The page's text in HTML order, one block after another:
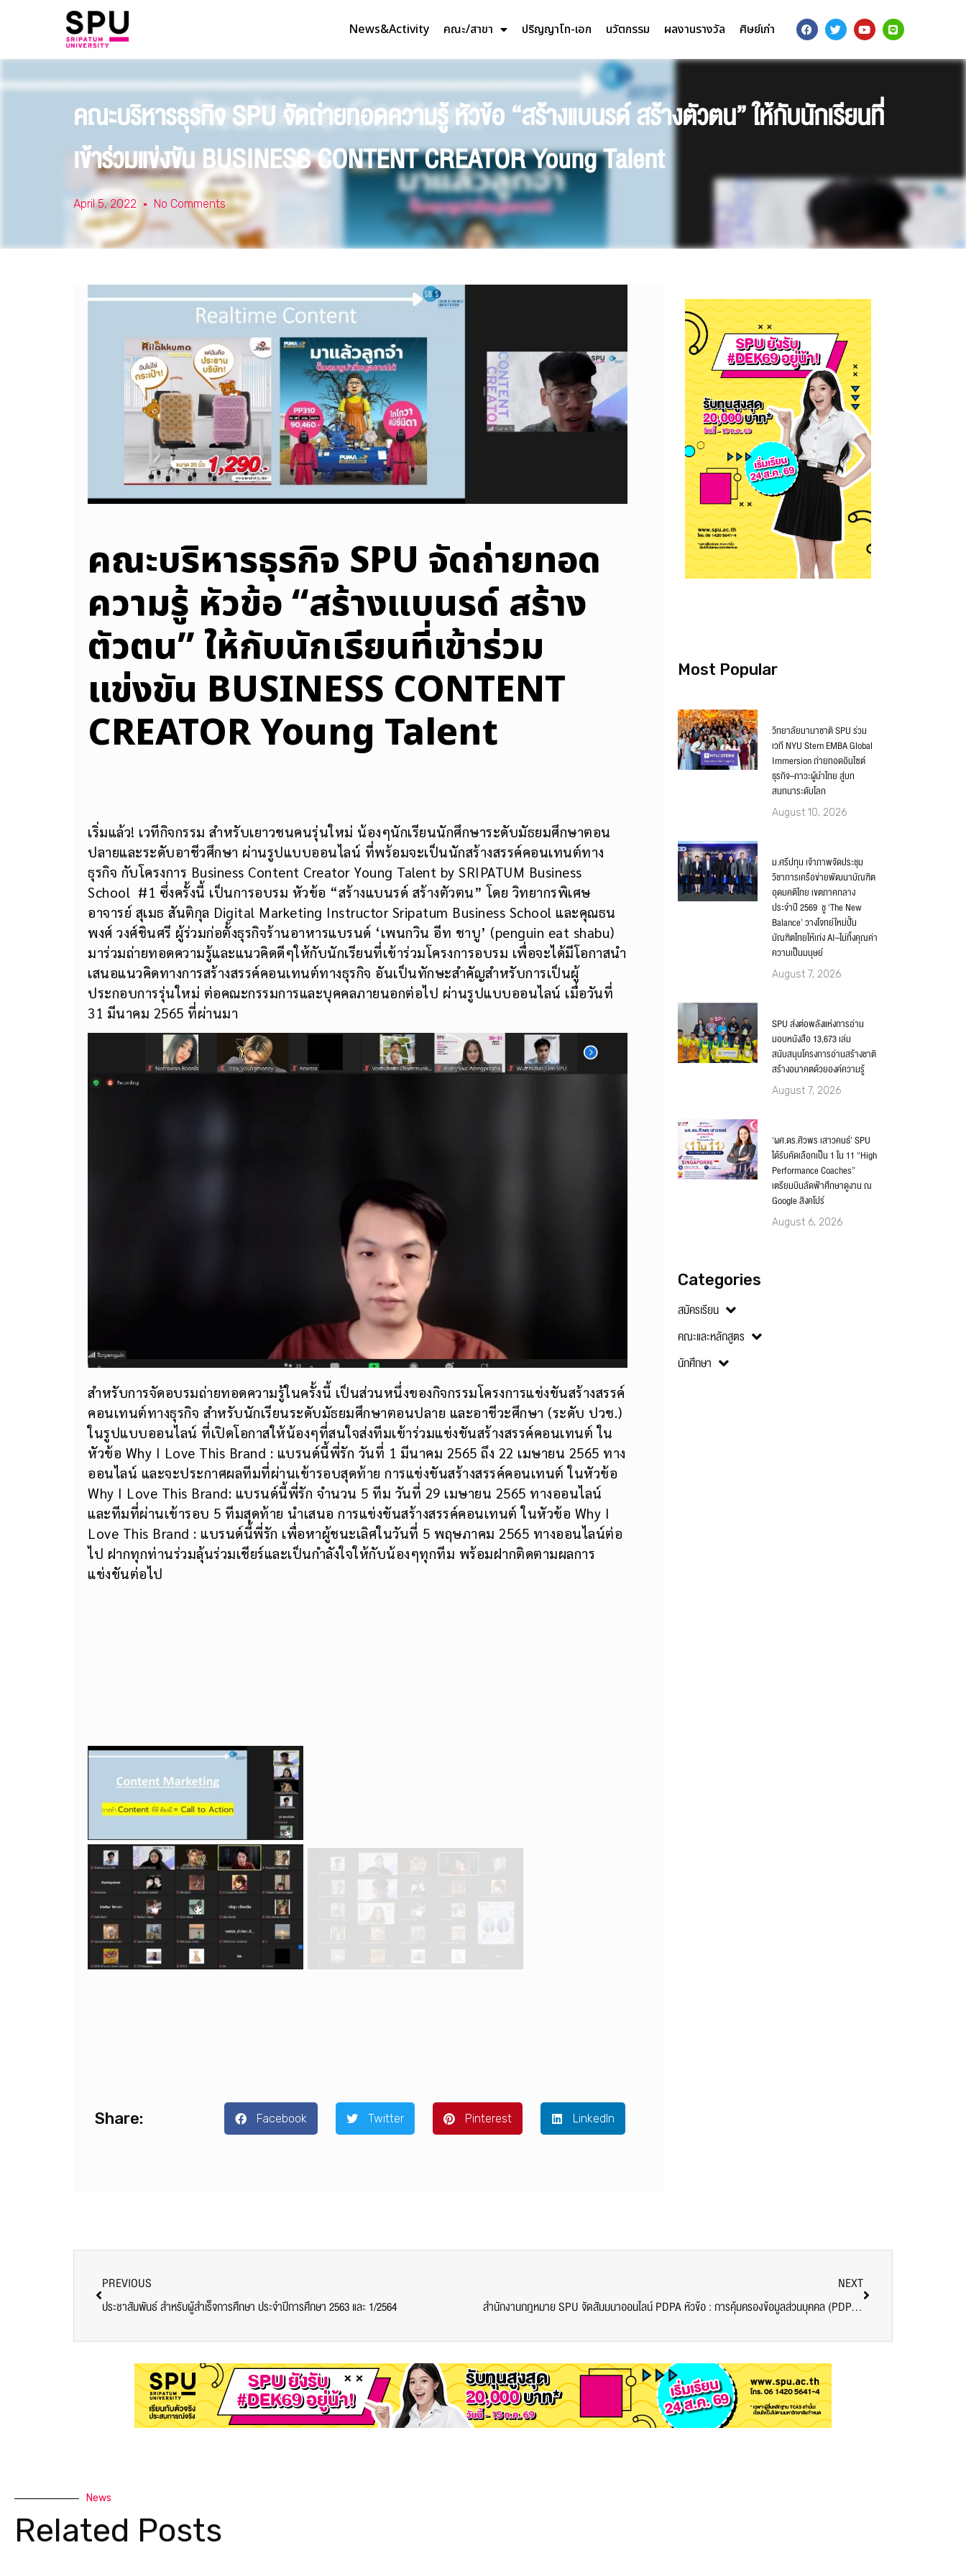
News&Activity คณะ/สาขา ปริญญาโท-เอก นวัตกรรม ผลงานรางวัล ศิษย์เก่า
คณะบริหารธุรกิจ SPU จัดถ่ายทอดความรู้ หัวข้อ “สร้างแบนรด์ สร้างตัวตน” ให้กับนักเรียนที่
เข้าร่วมแข่งขัน BUSINESS CONTENT CREATOR Young Talent
April 5, 2022 No Comments
คณะบริหารธุรกิจ SPU จัดถ่ายทอด
ความรู้ หัวข้อ “สร้างแบนรด์ สร้าง
ตัวตน” ให้กับนักเรียนที่เข้าร่วม
แข่งขัน BUSINESS CONTENT
CREATOR Young Talent
เริ่มแล้ว! เวทีกิจกรรม สำหรับเยาวชนคนรุ่นใหม่ น้องๆนักเรียนนักศึกษาระดับมัธยมศึกษาตอน
ปลายและระดับอาชีวศึกษา ผ่านรูปแบบออนไลน์ ที่พร้อมจะเป็นนักสร้างสรรค์คอนเทนต์ทาง
ธุรกิจ กับโครงการ Business Content Creator Young Talent by SRIPATUM Business
School #1 ซึ่งครั้งนี้ เป็นการอบรม หัวข้อ “สร้างแบนรด์ สร้างตัวตน” โดย วิทยากรพิเศษ
อาจารย์ สุเมธ สันติกุล Digital Marketing Instructor Sripatum Business School และคุณธน
พงศ์ วงศ์ชินศรี ผู้ร่วมก่อตั้งธุรกิจร้านอาหารแบรนด์ ‘เพนกวิน อีท ชาบู’ (penguin eat shabu)
มาร่วมถ่ายทอดความรู้และแนวคิดดีๆให้กับนักเรียนที่เข้าร่วมโครงการอบรม เพื่อจะได้มีโอกาสนำ
เสนอแนวคิดทางการสร้างสรรค์คอนเทนต์ทางธุรกิจ อันเป็นทักษะสำคัญสำหรับการเป็นผู้
ประกอบการรุ่นใหม่ ต่อคณะกรรมการและบุคคลภายนอกต่อไป ผ่านรูปแบบออนไลน์ เมื่อวันที่
31 มีนาคม 2565 ที่ผ่านมา
สำหรับการจัดอบรมถ่ายทอดความรู้ในครั้งนี้ เป็นส่วนหนึ่งของกิจกรรมโครงการแข่งขันสร้างสรรค์
คอนเทนต์ทางธุรกิจ สำหรับนักเรียนระดับมัธยมศึกษาตอนปลาย และอาชีวะศึกษา (ระดับ ปวช.)
ในรูปแบบออนไลน์ ที่เปิดโอกาสให้น้องๆที่สนใจส่งทีมเข้าร่วมแข่งขันสร้างสรรค์คอนเทนต์ ใน
หัวข้อ Why I Love This Brand : แบรนด์นี้พี่รัก วันที่ 1 มีนาคม 2565 ถึง 22 เมษายน 2565 ทาง
ออนไลน์ และจะประกาศผลทีมที่ผ่านเข้ารอบสุดท้าย การแข่งขันสร้างสรรค์คอนเทนต์ ในหัวข้อ
Why I Love This Brand: แบรนด์นี้พี่รัก จำนวน 5 ทีม วันที่ 29 เมษายน 2565 ทางออนไลน์
และทีมที่ผ่านเข้ารอบ 5 ทีมสุดท้าย นำเสนอ การแข่งขันสร้างสรรค์คอนเทนต์ ในหัวข้อ Why I
Love This Brand : แบรนด์นี้พี่รัก เพื่อหาผู้ชนะเลิศในวันที่ 5 พฤษภาคม 2565 ทางออนไลน์ต่อ
ไป ฝากทุกท่านร่วมลุ้นร่วมเชียร์และเป็นกำลังใจให้กับน้องๆทุกทีม พร้อมฝากติดตามผลการ
แข่งขันต่อไป
Most Popular
วิทยาลัยนานาชาติ SPU ร่วม
เวที NYU Stern EMBA Global
Immersion ถ่ายทอดอินไซต์
ธุรกิจ–ภาวะผู้นำไทย สู่บท
สนทนาระดับโลก
August 10, 2026
ม.ศรีปทุม เจ้าภาพจัดประชุม
วิชาการเครือข่ายพัฒนาบัณฑิต
อุดมคติไทย เขตภาคกลาง
ประจำปี 2569 ชู ‘The New
Balance’ วางโจทย์ใหม่ปั้น
บัณฑิตไทยให้เก่ง AI–ไม่ทิ้งคุณค่า
ความเป็นมนุษย์
August 7, 2026
SPU ส่งต่อพลังแห่งการอ่าน
มอบหนังสือ 13,673 เล่ม
สนับสนุนโครงการอ่านสร้างชาติ
สร้างอนาคตด้วยองค์ความรู้
August 7, 2026
‘ผศ.ดร.ศิวพร เสาวคนธ์’ SPU
ได้รับคัดเลือกเป็น 1 ใน 11 “High
Performance Coaches”
เตรียมบินลัดฟ้าศึกษาดูงาน ณ
Google สิงคโปร์
August 6, 2026
Categories
สมัครเรียน
คณะและหลักสูตร
นักศึกษา
Related Posts